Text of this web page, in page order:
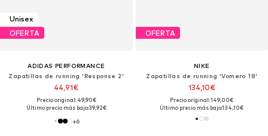
Unisex
OFERTA
ADIDAS PERFORMANCE
Zapatillas de running 'Response 2'
44,91€
Precio original: 49,90€
Último precio más bajo:39,92€
+6
OFERTA
NIKE
Zapatillas de running 'Vomero 18'
134,10€
Precio original: 149,00€
Último precio más bajo:134,10€